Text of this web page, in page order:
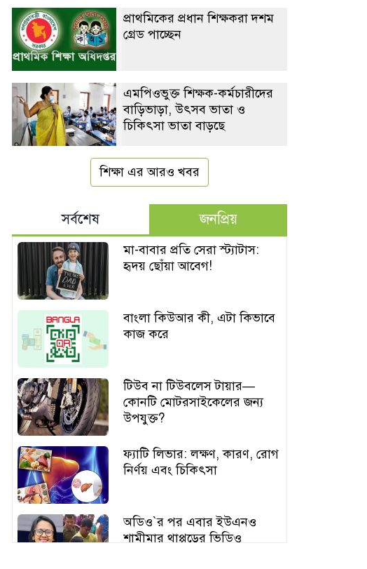
প্রাথমিকের প্রধান শিক্ষকরা দশম
গ্রেড পাচ্ছেন
এমপিওভুক্ত শিক্ষক-কর্মচারীদের
বাড়িভাড়া, উৎসব ভাতা ও
চিকিৎসা ভাতা বাড়ছে
শিক্ষা এর আরও খবর
সর্বশেষ জনপ্রিয়
মা-বাবার প্রতি সেরা স্ট্যাটাস:
হৃদয় ছোঁয়া আবেগ!
বাংলা কিউআর কী, এটা কিভাবে
কাজ করে
টিউব না টিউবলেস টায়ার—
কোনটি মোটরসাইকেলের জন্য
উপযুক্ত?
ফ্যাটি লিভার: লক্ষণ, কারণ, রোগ
নির্ণয় এবং চিকিৎসা
অডিও‍‍`র পর এবার ইউএনও
শামীমার থাপ্পড়ের ভিডিও